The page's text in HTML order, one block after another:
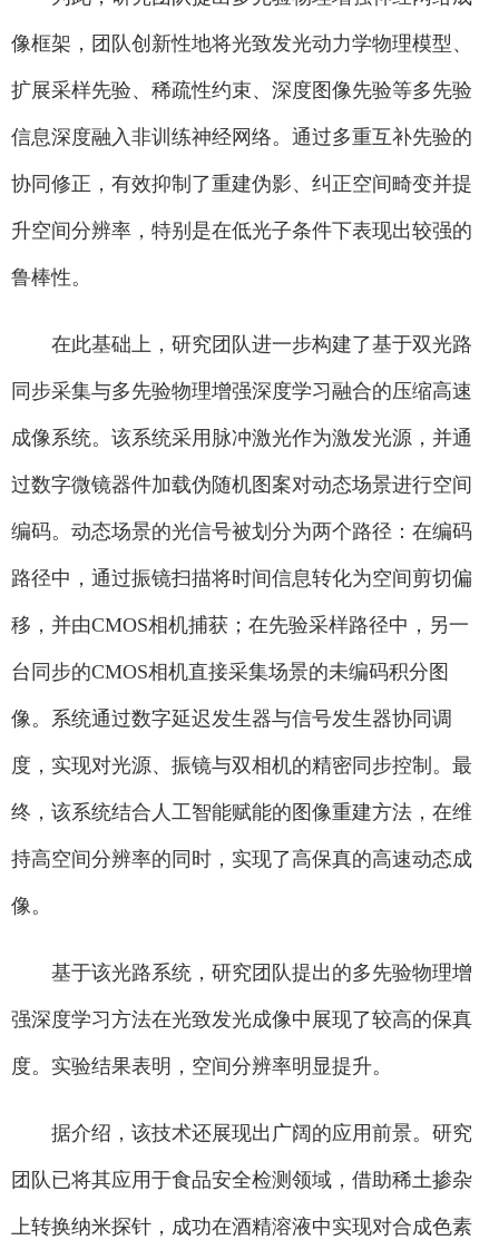
像框架，团队创新性地将光致发光动力学物理模型、
扩展采样先验、稀疏性约束、深度图像先验等多先验
信息深度融入非训练神经网络。通过多重互补先验的
协同修正，有效抑制了重建伪影、纠正空间畸变并提
升空间分辨率，特别是在低光子条件下表现出较强的
鲁棒性。
在此基础上，研究团队进一步构建了基于双光路
同步采集与多先验物理增强深度学习融合的压缩高速
成像系统。该系统采用脉冲激光作为激发光源，并通
过数字微镜器件加载伪随机图案对动态场景进行空间
编码。动态场景的光信号被划分为两个路径：在编码
路径中，通过振镜扫描将时间信息转化为空间剪切偏
移，并由CMOS相机捕获；在先验采样路径中，另一
台同步的CMOS相机直接采集场景的未编码积分图
像。系统通过数字延迟发生器与信号发生器协同调
度，实现对光源、振镜与双相机的精密同步控制。最
终，该系统结合人工智能赋能的图像重建方法，在维
持高空间分辨率的同时，实现了高保真的高速动态成
像。
基于该光路系统，研究团队提出的多先验物理增
强深度学习方法在光致发光成像中展现了较高的保真
度。实验结果表明，空间分辨率明显提升。
据介绍，该技术还展现出广阔的应用前景。研究
团队已将其应用于食品安全检测领域，借助稀土掺杂
上转换纳米探针，成功在酒精溶液中实现对合成色素